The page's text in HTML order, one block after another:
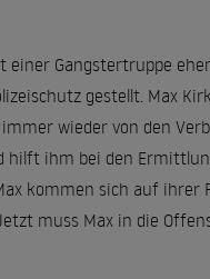
Gangstertruppe
gestellt. Max
wieder von den
hilft ihm bei den
kommen sich auf ihrer
muss Max in die